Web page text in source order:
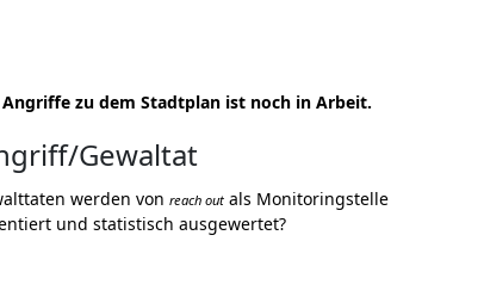
zu dem Stadtplan ist noch in Arbeit.
Gewaltat
werden von reach out als Monitoringstelle
und statistisch ausgewertet?